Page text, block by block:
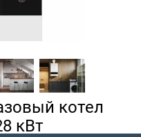
котел
кВт